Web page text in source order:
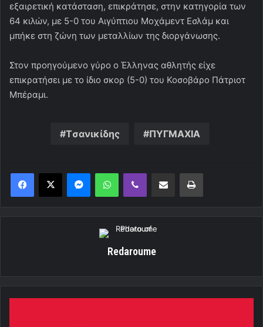
εξαιρετική κατάσταση, επικράτησε, στην κατηγορία των
64 κιλών, με 5-0 του Αιγύπτιου Μοχάμεντ Εσλάμ και
μπήκε στη ζώνη των μεταλλίων της διοργάνωσης.
Στον προηγούμενο γύρο ο Έλληνας αθλητής είχε
επικρατήσει με το ίδιο σκορ (5-0) του Κοσοβάρο Πάτριοτ
Μπέραμι.
Tσανικίδης ΠΥΓΜΑΧΙΑ
MessengerWhatsAppViber Κοινοποίηση μέσω ηλεκτρονικού ταχυδρομείουΕκτύπωση
Redaroume